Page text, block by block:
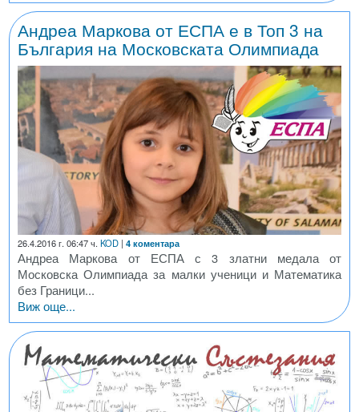
Андреа Маркова от ЕСПА е в Топ 3 на
България на Московската Олимпиада
26.4.2016 г. 06:47 ч. KOD | 4 коментара
Андреа Маркова от ЕСПА с 3 златни медала от
Московска Олимпиада за малки ученици и Математика
без Граници...
Виж още...